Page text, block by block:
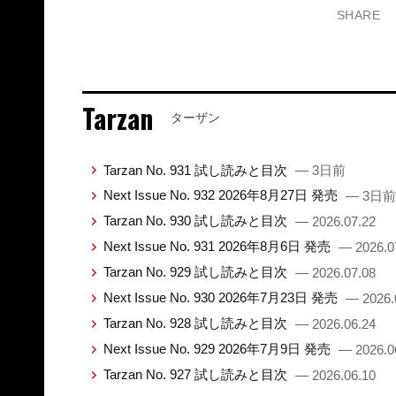
SHARE
Tarzan ターザン
Tarzan No. 931 試し読みと目次 — 3日前
Next Issue No. 932 2026年8月27日 発売 — 3日前
Tarzan No. 930 試し読みと目次 — 2026.07.22
Next Issue No. 931 2026年8月6日 発売 —
Tarzan No. 929 試し読みと目次 — 2026.07.08
Next Issue No. 930 2026年7月23日 発売 —
Tarzan No. 928 試し読みと目次 — 2026.06.24
Next Issue No. 929 2026年7月9日 発売 —
Tarzan No. 927 試し読みと目次 — 2026.06.10